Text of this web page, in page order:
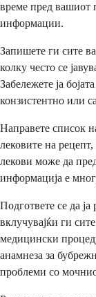
време пред вашиот
информации.
Запишете ги сите
колку често се
Забележете ја
конзистентно или
Направете список
лековите на
лекови може да
информација е
Подгответе се да
вклучувајќи ги
медицински
анамнеза за
проблеми со